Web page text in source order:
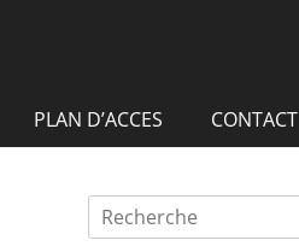
PLAN D’ACCES CONTACT
Recherche
pour: